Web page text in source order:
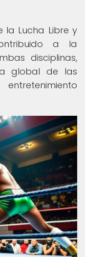
la Lucha Libre y
a la
disciplinas,
global de las